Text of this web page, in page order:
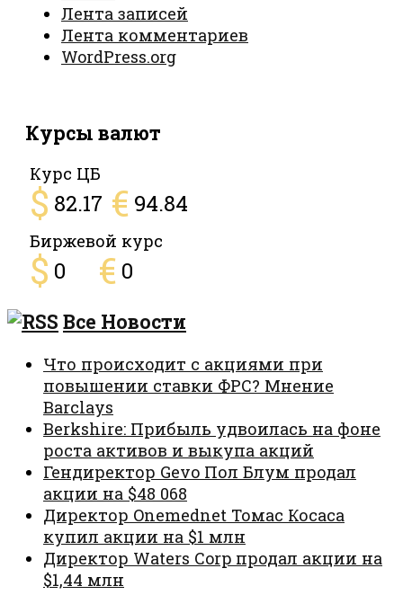
Лента записей
Лента комментариев
WordPress.org
Курсы валют
Курс ЦБ
$ 82.17 € 94.84
Биржевой курс
$ 0 € 0
Все Новости
Что происходит с акциями при
повышении ставки ФРС? Мнение
Barclays
Berkshire: Прибыль удвоилась на фоне
роста активов и выкупа акций
Гендиректор Gevo Пол Блум продал
акции на $48 068
Директор Onemednet Томас Косаса
купил акции на $1 млн
Директор Waters Corp продал акции на
$1,44 млн